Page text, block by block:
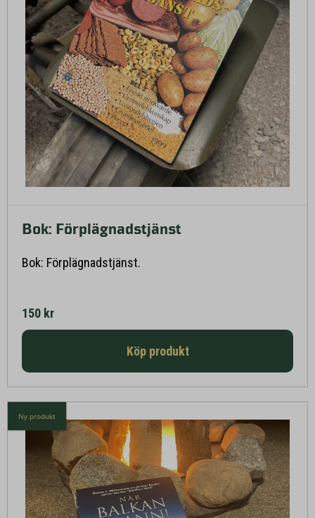
Bok: Förplägnadstjänst
Bok: Förplägnadstjänst.
150 kr
Köp produkt
Ny produkt
Läs mer här